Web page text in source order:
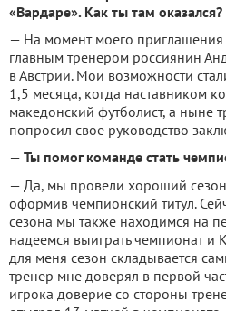
«Вардаре». Как ты там оказался?
— На момент моего приглашения
главным тренером россиянин
в Австрии. Мои возможности
1,5 месяца, когда наставником
македонский футболист, а ныне
попросил свое руководство
— Ты помог команде стать
— Да, мы провели хороший
оформив чемпионский титул.
сезона мы также находимся на
надеемся выиграть чемпионат и
для меня сезон складывается
тренер мне доверял в первой
игрока доверие со стороны